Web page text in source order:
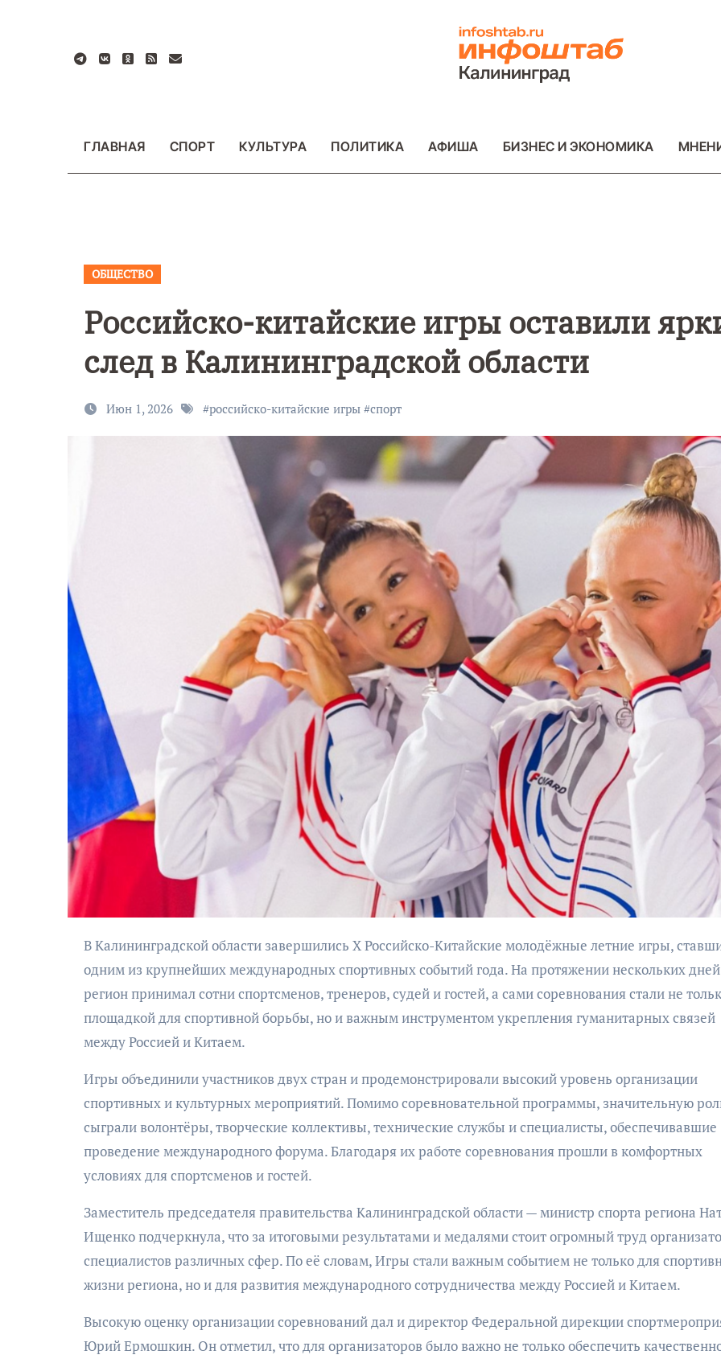
содержанию
ГЛАВНАЯ СПОРТ КУЛЬТУРА ПОЛИТИКА АФИША БИЗНЕС И ЭКОНОМИКА
ОБЩЕСТВО
Российско-китайские игры оставили
след в Калининградской области
Июн 1, 2026 #российско-китайские игры #спорт
В Калининградской области завершились X Российско-Китайские молодёжные летние игры, ставшие
одним из крупнейших международных спортивных событий года. На протяжении нескольких дней
регион принимал сотни спортсменов, тренеров, судей и гостей, а сами соревнования стали не
площадкой для спортивной борьбы, но и важным инструментом укрепления гуманитарных связей
между Россией и Китаем.
Игры объединили участников двух стран и продемонстрировали высокий уровень организации
спортивных и культурных мероприятий. Помимо соревновательной программы, значительную
сыграли волонтёры, творческие коллективы, технические службы и специалисты, обеспечивавшие
проведение международного форума. Благодаря их работе соревнования прошли в комфортных
условиях для спортсменов и гостей.
Заместитель председателя правительства Калининградской области — министр спорта региона
Ищенко подчеркнула, что за итоговыми результатами и медалями стоит огромный труд
специалистов различных сфер. По её словам, Игры стали важным событием не только для
жизни региона, но и для развития международного сотрудничества между Россией и Китаем.
Высокую оценку организации соревнований дал и директор Федеральной дирекции
Юрий Ермошкин. Он отметил, что для организаторов было важно не только обеспечить
9 Мая — День
Победы!
Уникальное
северное
сияние
запечатлели
над Балтикой
как
завалило
после
бурана
АФИША
Музыкально-
поэтический
моноспектакль
«Исповедь в четыре
четверти пути»
АФИША
КУЛЬТУРА
ОБЩЕСТВО
Николай Патрушев
поддержал
проведение в
Калининграде
АФИША
КУЛЬТУРА
ОБЩЕСТВО
Организаторы
фестиваля
«Открытое
объявили даты
проведения!